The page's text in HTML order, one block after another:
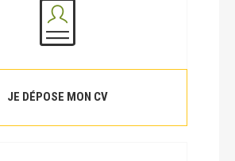
JE DÉPOSE MON CV